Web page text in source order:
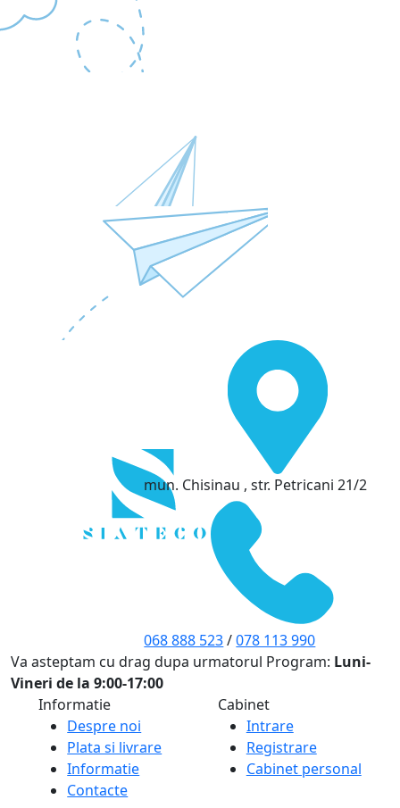
mun. Chisinau , str. Petricani 21/2
068 888 523/078 113 990
Va asteptam cu drag dupa urmatorul Program: Luni-
Vineri de la 9:00-17:00
Informatie
Despre noi
Plata si livrare
Informatie
Contacte
Cabinet
Intrare
Registrare
Cabinet personal